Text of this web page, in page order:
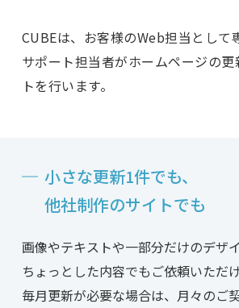
CUBEは、お客様のWeb担当として
サポート担当者がホームページの
トを行います。
小さな更新1件でも、
他社制作のサイトでも
画像やテキストや一部分だけのデザ
ちょっとした内容でもご依頼いただけ
毎月更新が必要な場合は、月々のご